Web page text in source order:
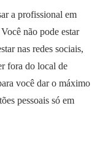
a profissional em
não pode estar
nas redes sociais,
fora do local de
você dar o máximo
pessoais só em